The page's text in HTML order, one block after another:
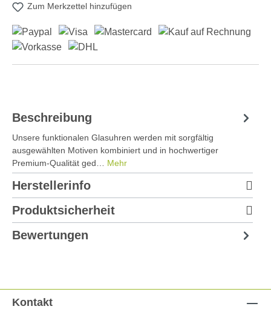
Zum Merkzettel hinzufügen
Beschreibung
Unsere funktionalen Glasuhren werden mit sorgfältig
ausgewählten Motiven kombiniert und in hochwertiger
Premium-Qualität ged… Mehr
Herstellerinfo
Produktsicherheit
Bewertungen
Kontakt